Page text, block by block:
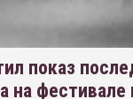
показ
на